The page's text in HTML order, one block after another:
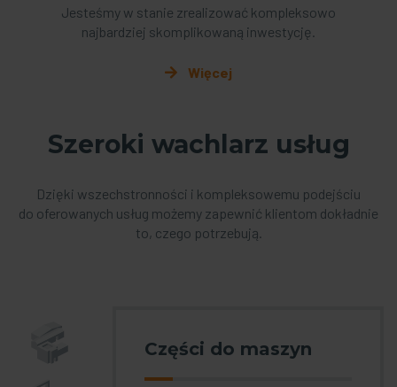
Jesteśmy w stanie zrealizować kompleksowo
najbardziej skomplikowaną inwestycję.
Więcej
Szeroki wachlarz usług
Dzięki wszechstronności i kompleksowemu podejściu
do oferowanych usług możemy zapewnić klientom dokładnie
to, czego potrzebują.
Części do maszyn